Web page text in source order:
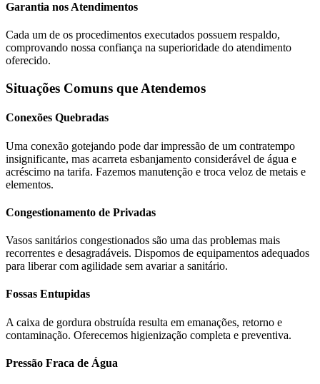
Garantia nos Atendimentos
Cada um de os procedimentos executados possuem respaldo,
comprovando nossa confiança na superioridade do atendimento
oferecido.
Situações Comuns que Atendemos
Conexões Quebradas
Uma conexão gotejando pode dar impressão de um contratempo
insignificante, mas acarreta esbanjamento considerável de água e
acréscimo na tarifa. Fazemos manutenção e troca veloz de metais e
elementos.
Congestionamento de Privadas
Vasos sanitários congestionados são uma das problemas mais
recorrentes e desagradáveis. Dispomos de equipamentos adequados
para liberar com agilidade sem avariar a sanitário.
Fossas Entupidas
A caixa de gordura obstruída resulta em emanações, retorno e
contaminação. Oferecemos higienização completa e preventiva.
Pressão Fraca de Água